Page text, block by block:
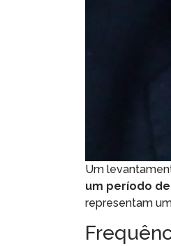
Um
um período
representam